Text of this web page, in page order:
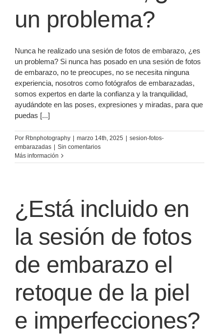
un problema?
Nunca he realizado una sesión de fotos de embarazo, ¿es
un problema? Si nunca has posado en una sesión de fotos
de embarazo, no te preocupes, no se necesita ninguna
experiencia, nosotros como fotógrafos de embarazadas,
somos expertos en darte la confianza y la tranquilidad,
ayudándote en las poses, expresiones y miradas, para que
puedas [...]
Por Rbnphotography marzo 14th, 2025
sesion-fotos-
embarazadas
Sin comentarios
Más información
¿Está incluido en
la sesión de fotos
de embarazo el
retoque de la piel
e imperfecciones?